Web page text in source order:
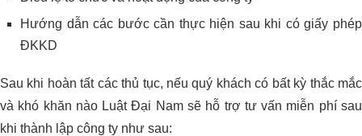
Hướng dẫn các bước cần thực hiện sau khi có giấy phép
ĐKKD
Sau khi hoàn tất các thủ tục, nếu quý khách có bất kỳ thắc mắc
và khó khăn nào Luật Đại Nam sẽ hỗ trợ tư vấn miễn phí sau
khi thành lập công ty như sau: